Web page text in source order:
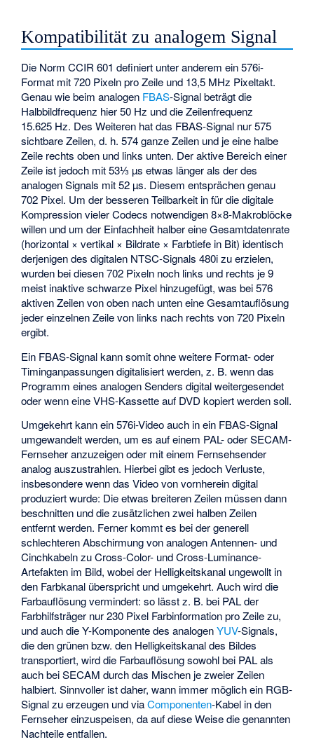
Kompatibilität zu analogem Signal
Die NormCCIR 601 definiert unter anderem ein 576i-
Format mit 720 Pixeln pro Zeile und 13,5 MHz Pixeltakt.
Genau wie beim analogen FBAS-Signal beträgt die
Halbbildfrequenz hier 50 Hz und die Zeilenfrequenz
15.625 Hz. Des Weiteren hat das FBAS-Signal nur 575
sichtbare Zeilen, d. h. 574 ganze Zeilen und je eine halbe
Zeile rechts oben und links unten. Der aktive Bereich einer
Zeile ist jedoch mit 53⅓ µs etwas länger als der des
analogen Signals mit 52 µs. Diesem entsprächen genau
702 Pixel. Um der besseren Teilbarkeit in für die digitale
Kompression vieler Codecs notwendigen 8×8-Makroblöcke
willen und um der Einfachheit halber eine Gesamtdatenrate
(horizontal × vertikal × Bildrate × Farbtiefe in Bit) identisch
derjenigen des digitalen NTSC-Signals480izu erzielen,
wurden bei diesen 702 Pixeln noch links und rechts je 9
meist inaktive schwarze Pixel hinzugefügt, was bei 576
aktiven Zeilen von oben nach unten eine Gesamtauflösung
jeder einzelnen Zeile von links nach rechts von 720 Pixeln
ergibt.
Ein FBAS-Signal kann somit ohne weitere Format- oder
Timinganpassungen digitalisiert werden, z. B. wenn das
Programm eines analogen Senders digital weitergesendet
oder wenn eine VHS-Kassette auf DVD kopiert werden soll.
Umgekehrt kann ein 576i-Video auch in ein FBAS-Signal
umgewandelt werden, um es auf einem PAL- oder SECAM-
Fernseher anzuzeigen oder mit einem Fernsehsender
analog auszustrahlen. Hierbei gibt es jedoch Verluste,
insbesondere wenn das Video von vornherein digital
produziert wurde: Die etwas breiteren Zeilen müssen dann
beschnitten und die zusätzlichen zwei halben Zeilen
entfernt werden. Ferner kommt es bei der generell
schlechteren Abschirmung von analogen Antennen- und
Cinchkabeln zu Cross-Color- und Cross-Luminance-
Artefakten im Bild, wobei der Helligkeitskanal ungewollt in
den Farbkanal überspricht und umgekehrt. Auch wird die
Farbauflösung vermindert: so lässt z. B. bei PAL der
Farbhilfsträger nur 230 Pixel Farbinformation pro Zeile zu,
und auch die Y-Komponente des analogenYUV-Signals,
die den grünen bzw. den Helligkeitskanal des Bildes
transportiert, wird die Farbauflösung sowohl bei PAL als
auch bei SECAM durch das Mischen je zweier Zeilen
halbiert. Sinnvoller ist daher, wann immer möglich ein RGB-
Signal zu erzeugen und viaComponenten-Kabel in den
Fernseher einzuspeisen, da auf diese Weise die genannten
Nachteile entfallen.